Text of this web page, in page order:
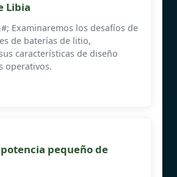
Libia
Examinaremos los desafíos de
de baterías de litio,
características de diseño
operativos.
pequeño de